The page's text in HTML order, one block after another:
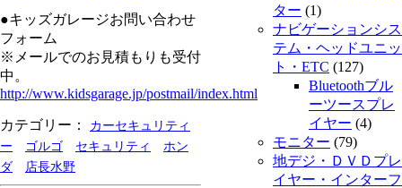
●キッズガレージお問い合わせ
フォーム
※メールでのお見積もりも受付
中。
http://www.kidsgarage.jp/postmail/index.html
カテゴリー：
カーセキュリティ
ー
ゴルゴ セキュリティ
ホン
ダ
店長水野
ター (1)
ナビゲーションシス
テム・ヘッドユニッ
ト・ETC (127)
Bluetoothブル
ーツースプレ
イヤー (4)
モニター (79)
地デジ・ＤＶＤプレ
イヤー・インターフ